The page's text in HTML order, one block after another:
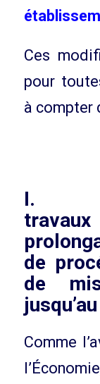
Ces
pour
à compter
I.
de
de
Comme